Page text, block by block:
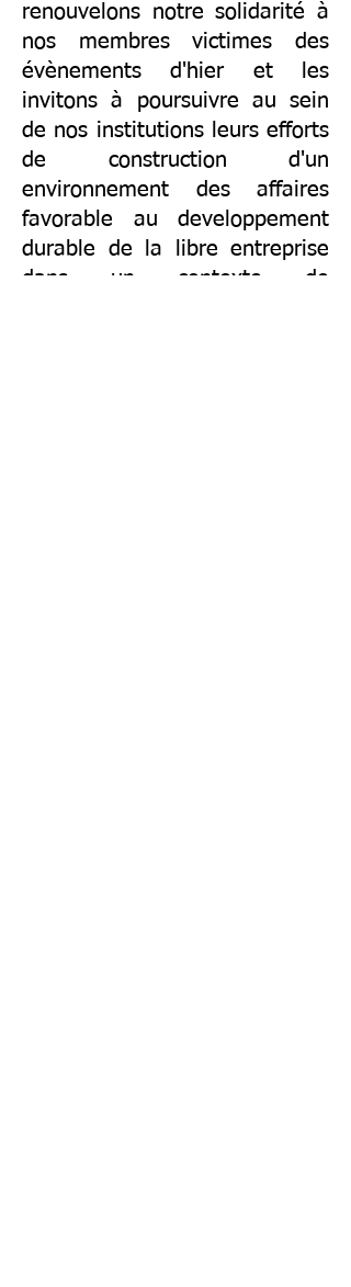
renouvelons notre solidarité à
nos membres victimes des
évènements d'hier et les
invitons à poursuivre au sein
de nos institutions leurs efforts
de construction d'un
environnement des affaires
favorable au developpement
durable de la libre entreprise
dans un contexte de